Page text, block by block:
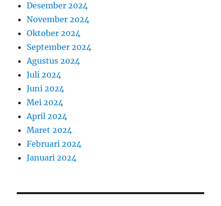
Desember 2024
November 2024
Oktober 2024
September 2024
Agustus 2024
Juli 2024
Juni 2024
Mei 2024
April 2024
Maret 2024
Februari 2024
Januari 2024